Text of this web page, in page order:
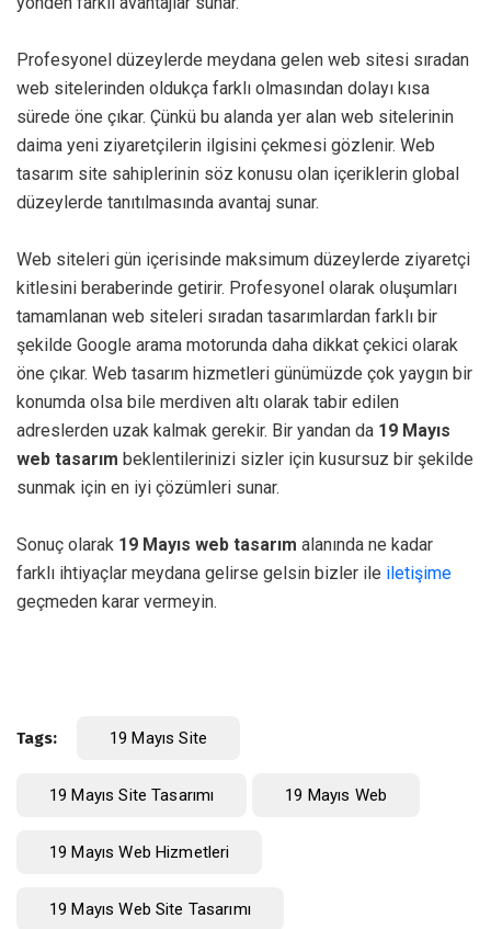
Profesyonel düzeylerde meydana gelen web sitesi sıradan
web sitelerinden oldukça farklı olmasından dolayı kısa
sürede öne çıkar. Çünkü bu alanda yer alan web sitelerinin
daima yeni ziyaretçilerin ilgisini çekmesi gözlenir. Web
tasarım site sahiplerinin söz konusu olan içeriklerin global
düzeylerde tanıtılmasında avantaj sunar.
Web siteleri gün içerisinde maksimum düzeylerde ziyaretçi
kitlesini beraberinde getirir. Profesyonel olarak oluşumları
tamamlanan web siteleri sıradan tasarımlardan farklı bir
şekilde Google arama motorunda daha dikkat çekici olarak
öne çıkar. Web tasarım hizmetleri günümüzde çok yaygın bir
konumda olsa bile merdiven altı olarak tabir edilen
adreslerden uzak kalmak gerekir. Bir yandan da 19 Mayıs
web tasarım beklentilerinizi sizler için kusursuz bir şekilde
sunmak için en iyi çözümleri sunar.
Sonuç olarak 19 Mayıs web tasarım alanında ne kadar
farklı ihtiyaçlar meydana gelirse gelsin bizler ile iletişime
geçmeden karar vermeyin.
Tags: 19 Mayıs Site
19 Mayıs Site Tasarımı 19 Mayıs Web
19 Mayıs Web Hizmetleri
19 Mayıs Web Site Tasarımı